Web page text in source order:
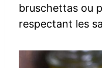
bruschettas ou
respectant les